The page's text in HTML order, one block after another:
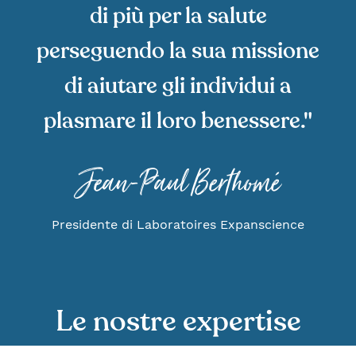
di più per la salute
perseguendo la sua missione
di aiutare gli individui a
plasmare il loro benessere."
Jean-Paul Berthomé
Presidente di Laboratoires Expanscience
Le nostre expertise